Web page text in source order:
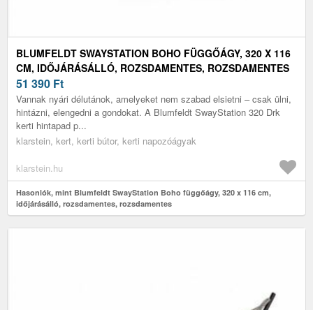
BLUMFELDT SWAYSTATION BOHO FÜGGŐÁGY, 320 X 116
CM, IDŐJÁRÁSÁLLÓ, ROZSDAMENTES, ROZSDAMENTES
51 390 Ft
Vannak nyári délutánok, amelyeket nem szabad elsietni – csak ülni,
hintázni, elengedni a gondokat. A Blumfeldt SwayStation 320 Drk
kerti hintapad p...
klarstein, kert, kerti bútor, kerti napozóágyak
klarstein.hu
Hasonlók, mint Blumfeldt SwayStation Boho függőágy, 320 x 116 cm,
időjárásálló, rozsdamentes, rozsdamentes